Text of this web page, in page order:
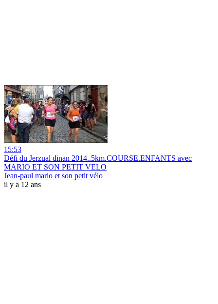
15:53
Défi du Jerzual dinan 2014..5km.COURSE.ENFANTS avec
MARIO ET SON PETIT VELO
Jean-paul mario et son petit vélo
il y a 12 ans